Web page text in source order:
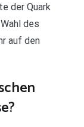
der Quark
des
auf den